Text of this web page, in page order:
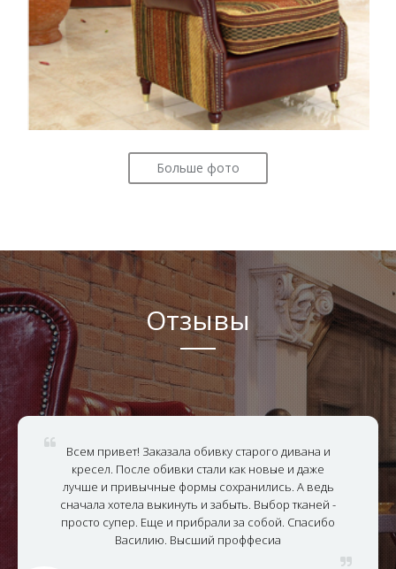
Больше фото
Отзывы
Всем привет! Заказала обивку старого дивана и
кресел. После обивки стали как новые и даже
лучше и привычные формы сохранились. А ведь
сначала хотела выкинуть и забыть. Выбор тканей -
просто супер. Еще и прибрали за собой. Спасибо
Василию. Высший проффесиа